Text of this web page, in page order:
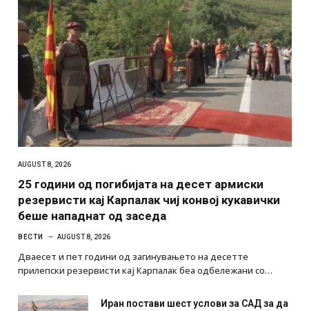
AUGUST 8, 2026
25 години од погибијата на десет армиски
резервисти кај Карпалак чиј конвој кукавички
беше нападнат од заседа
ВЕСТИ AUGUST 8, 2026
Дваесет и пет години од загинувањето на десетте
прилепски резервисти кај Карпалак беа одбележани со…
Иран постави шест услови за САД за да